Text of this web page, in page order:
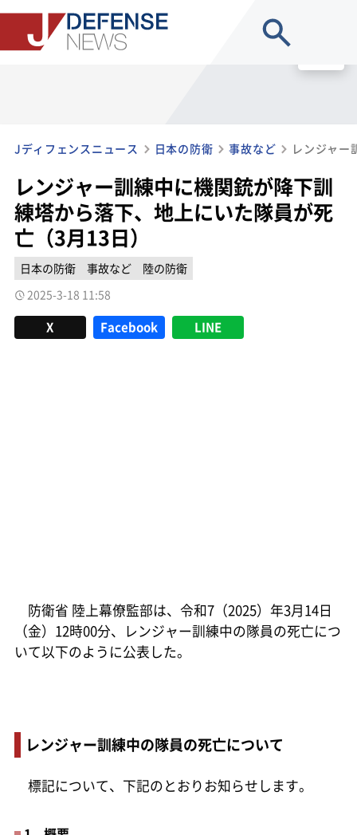
Jディフェンスニュース 日本の防衛 事故など
レンジャー訓練中に機関銃が降下訓
練塔から落下、地上にいた隊員が死
亡（3月13日）
日本の防衛 事故など
陸の防衛
2025-3-18 11:58
X Facebook LINE
防衛省 陸上幕僚監部は、令和7（2025）年3月14日
（金）12時00分、レンジャー訓練中の隊員の死亡につ
いて以下のように公表した。
レンジャー訓練中の隊員の死亡について
標記について、下記のとおりお知らせします。